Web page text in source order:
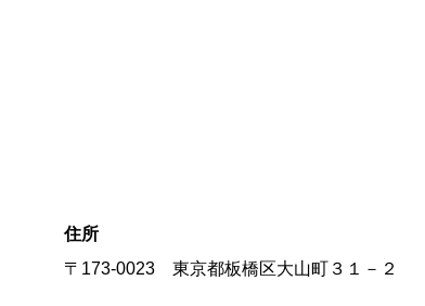
住所
〒173-0023 東京都板橋区大山町３１－２